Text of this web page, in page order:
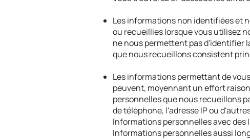
Les informations non identifiées et
ou recueillies lorsque vous utilisez
ne nous permettent pas d'identifier
que nous recueillons consistent
Les informations permettant de
peuvent, moyennant un effort
personnelles que nous recueillons
de téléphone, l'adresse IP ou
Informations personnelles avec
Informations personnelles aussi